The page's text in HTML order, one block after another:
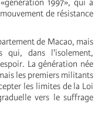
1997», qui a
de résistance
de Macao, mais
qui, dans l'isolement,
La génération née
les premiers militants
les limites de la Loi
vers le suffrage